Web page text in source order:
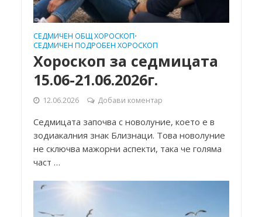
СЕДМИЧЕН ОБЩ ХОРОСКОП•
СЕДМИЧЕН ПОДРОБЕН ХОРОСКОП
Хороскоп за седмицата
15.06-21.06.2026г.
12.06.2026 Добави коментар
Седмицата започва с новолуние, което е в
зодиакалния знак Близнаци. Това новолуние
не сключва мажорни аспекти, така че голяма
част …